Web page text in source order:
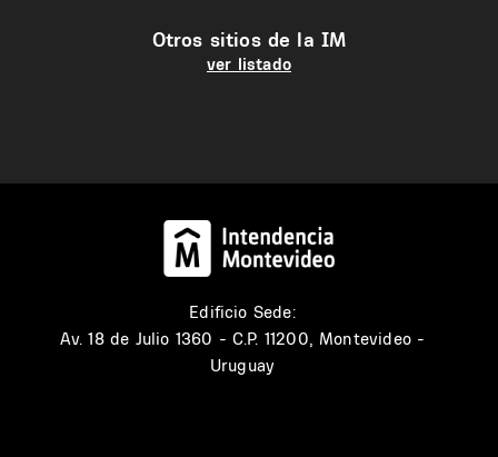
Otros sitios de la IM
ver listado
Edificio Sede:
Av. 18 de Julio 1360 - C.P. 11200, Montevideo -
Uruguay